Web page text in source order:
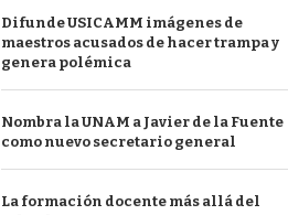
Difunde USICAMM imágenes de
maestros acusados de hacer trampa y
genera polémica
Nombra la UNAM a Javier de la Fuente
como nuevo secretario general
La formación docente más allá del